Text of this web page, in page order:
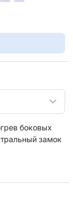
боковых
замок